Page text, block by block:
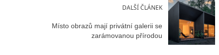
DALŠÍ ČLÁNEK
Místo obrazů mají privátní galerii se
zarámovanou přírodou